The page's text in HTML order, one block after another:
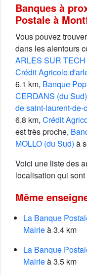
Banques à
Postale à
Vous pouvez
dans les alentours
ARLES SUR TECH
Crédit Agricole
6.1 km, Banque
CERDANS (du Sud)
de saint-laurent-
6.8 km, Crédit
est très proche,
MOLLO (du Sud) à
Voici une liste des
localisation qui
Même
La Banque
Mairieà 3.4 km
La Banque
Mairieà 3.5 km